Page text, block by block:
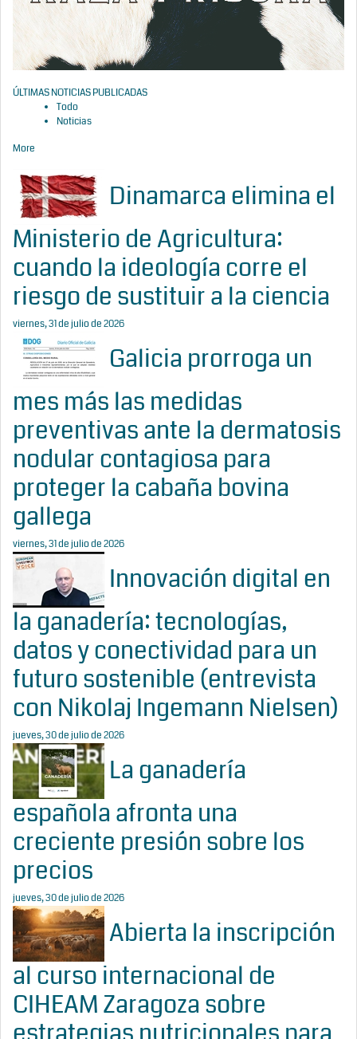
ÚLTIMAS NOTICIAS PUBLICADAS
Todo
Noticias
More
Dinamarca elimina el
Ministerio de Agricultura:
cuando la ideología corre el
riesgo de sustituir a la ciencia
viernes, 31 de julio de 2026
Galicia prorroga un
mes más las medidas
preventivas ante la dermatosis
nodular contagiosa para
proteger la cabaña bovina
gallega
viernes, 31 de julio de 2026
Innovación digital en
la ganadería: tecnologías,
datos y conectividad para un
futuro sostenible (entrevista
con Nikolaj Ingemann Nielsen)
jueves, 30 de julio de 2026
La ganadería
española afronta una
creciente presión sobre los
precios
jueves, 30 de julio de 2026
Abierta la inscripción
al curso internacional de
CIHEAM Zaragoza sobre